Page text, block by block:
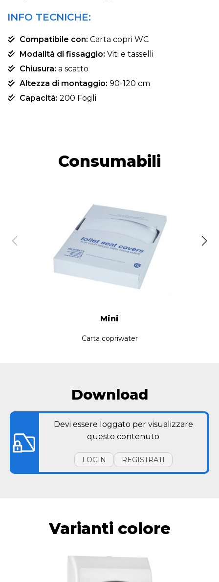
INFO TECNICHE:
Compatibile con: Carta copri WC
Modalità di fissaggio: Viti e tasselli
Chiusura: a scatto
Altezza di montaggio: 90-120 cm
Capacità: 200 Fogli
Consumabili
Mini
Carta copriwater
Download
Devi essere loggato per visualizzare
questo contenuto
LOGIN REGISTRATI
Varianti colore